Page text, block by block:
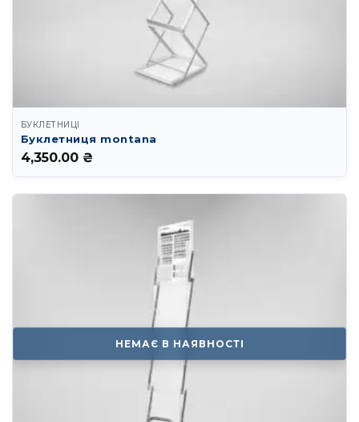
БУКЛЕТНИЦІ
Буклетниця montana
4,350.00 ₴
НЕМАЄ В НАЯВНОСТІ